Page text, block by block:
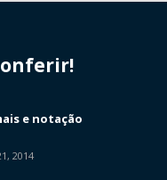
e notação
2014